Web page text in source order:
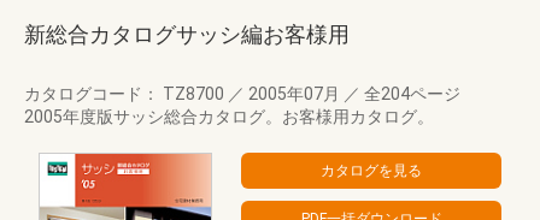
新総合カタログサッシ編お客様用
カタログコード： TZ8700 ／ 2005年07月 ／ 全204ページ
2005年度版サッシ総合カタログ。お客様用カタログ。